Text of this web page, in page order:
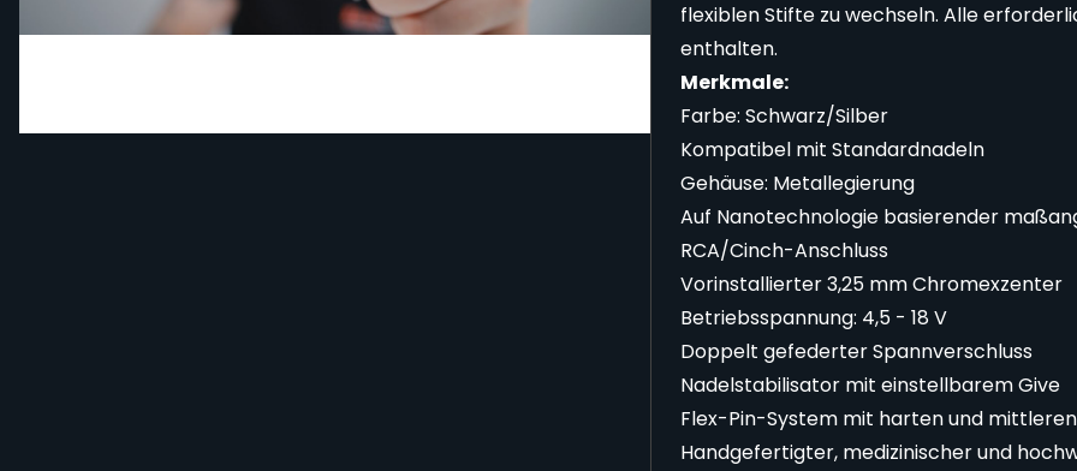
flexiblen Stifte zu wechseln. Alle
enthalten.
Merkmale:
Farbe: Schwarz/Silber
Kompatibel mit Standardnadeln
Gehäuse: Metallegierung
Auf Nanotechnologie basierender
RCA/Cinch-Anschluss
Vorinstallierter 3,25 mm Chromexzenter
Betriebsspannung: 4,5 - 18 V
Doppelt gefederter Spannverschluss
Nadelstabilisator mit einstellbarem Give
Flex-Pin-System mit harten und
Handgefertigter, medizinischer und